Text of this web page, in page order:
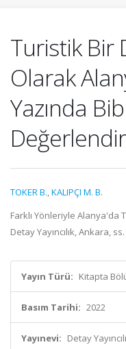
Turistik Bir
Olarak
Yazında
TOKER B.,KALIPÇI M. B.
Farklı Yönleriyle Alanya'da
Detay Yayıncılık, Ankara,
Yayın Türü: Kitapta
Basım Tarihi: 2022
Yayınevi: Detay